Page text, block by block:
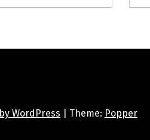
WordPress Theme: Popper